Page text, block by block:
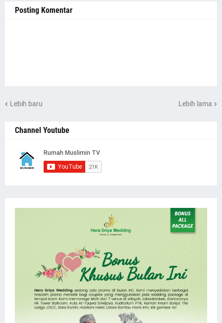
Posting Komentar
Lebih baru Lebih lama
Channel Youtube